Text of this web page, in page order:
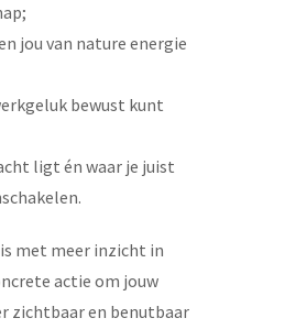
jou van nature energie
bewust kunt
ligt én waar je juist
met meer inzicht in
actie om jouw
zichtbaar en benutbaar